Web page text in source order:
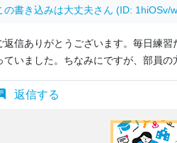
の書き込みは大丈夫さん (ID: 1hiOSv/
返信ありがとうございます。毎日練
ていました。ちなみにですが、部員
返信する